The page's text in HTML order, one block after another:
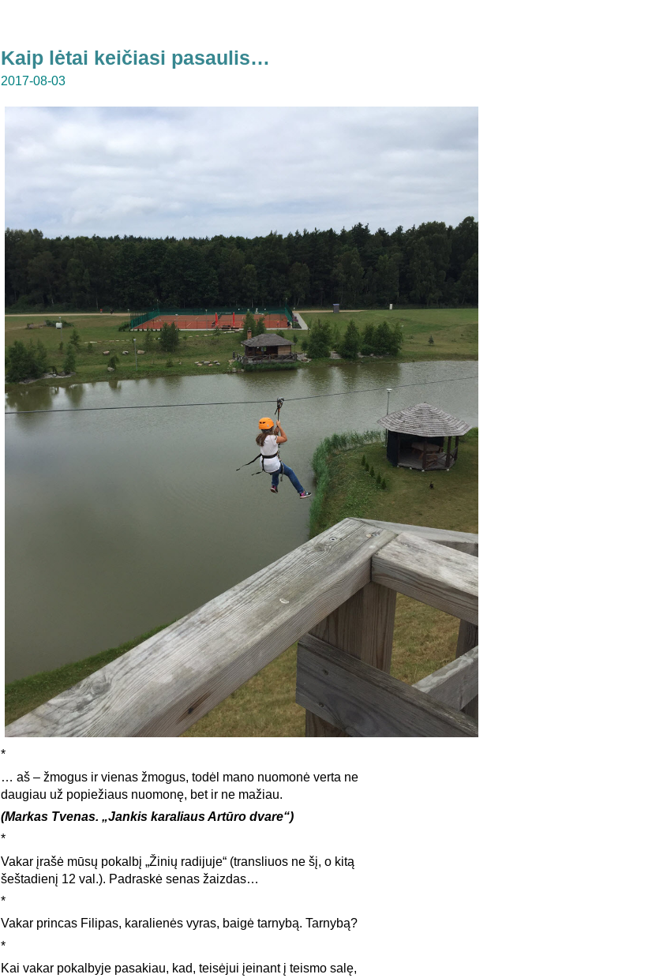
Kaip lėtai keičiasi pasaulis…
2017-08-03
*
… aš – žmogus ir vienas žmogus, todėl mano nuomonė verta ne
daugiau už popiežiaus nuomonę, bet ir ne mažiau.
(Markas Tvenas. „Jankis karaliaus Artūro dvare“)
*
Vakar įrašė mūsų pokalbį „Žinių radijuje“ (transliuos ne šį, o kitą
šeštadienį 12 val.). Padraskė senas žaizdas…
*
Vakar princas Filipas, karalienės vyras, baigė tarnybą. Tarnybą?
*
Kai vakar pokalbyje pasakiau, kad, teisėjui įeinant į teismo salę,